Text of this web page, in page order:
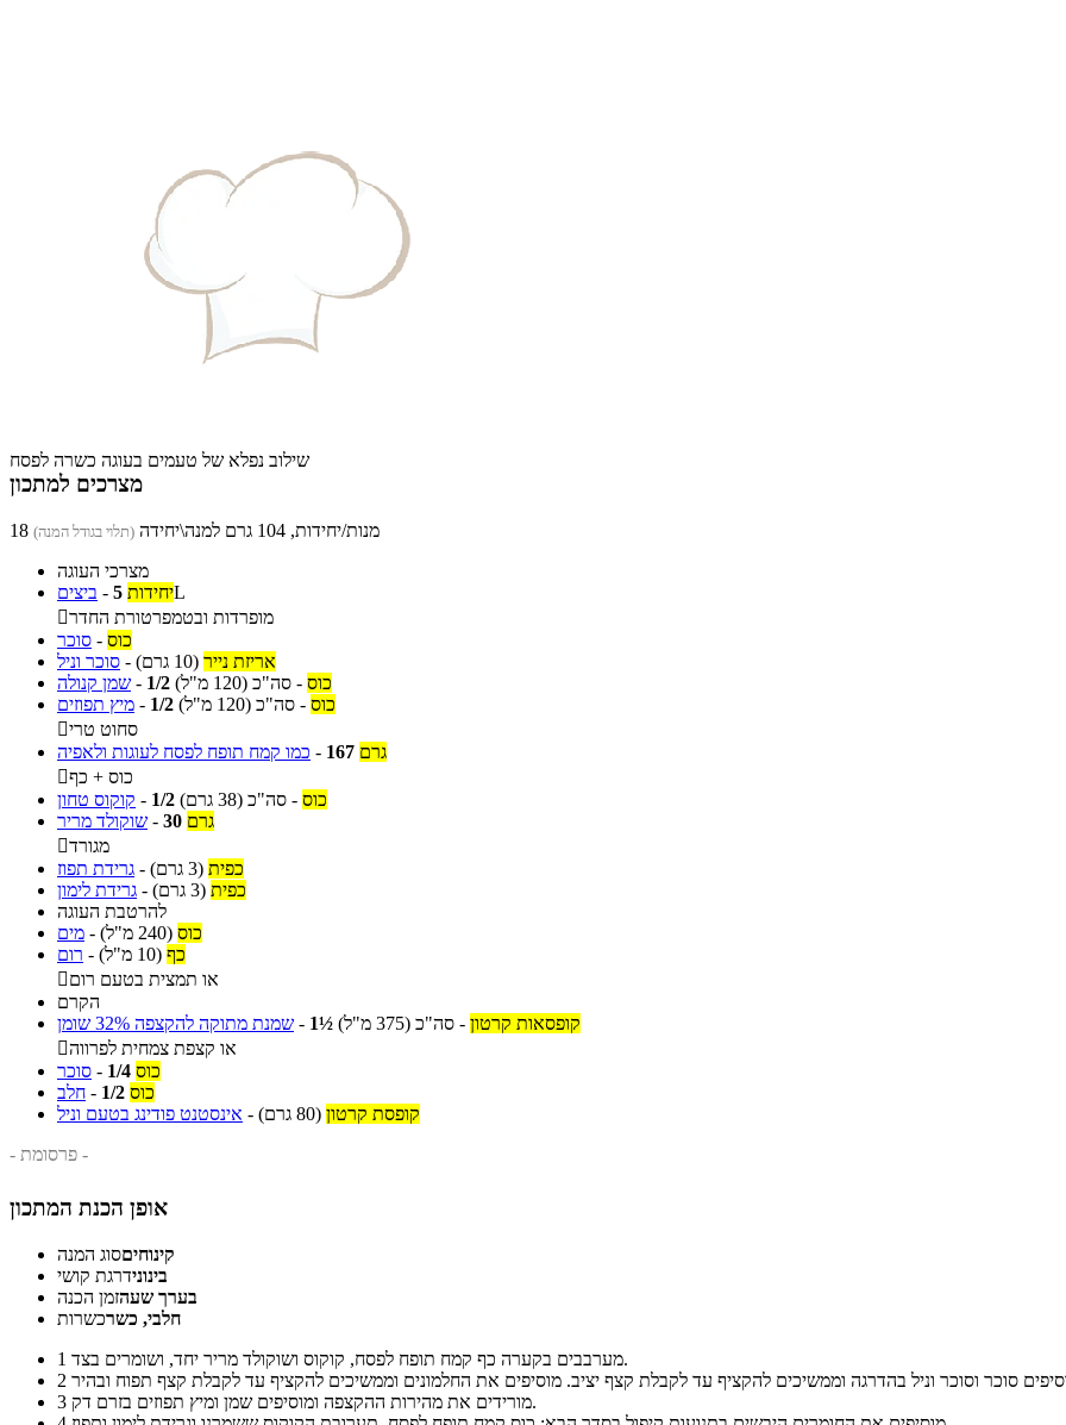
שילוב נפלא של טעמים בעוגה כשרה לפסח
מצרכים למתכון
18 מנות/יחידות, 104 גרם למנה\יחידה (תלוי בגודל המנה)
מצרכי העוגה
ביצים - 5 יחידותL
מופרדות ובטמפרטורת החדר
סוכר - כוס
סוכר וניל - אריזת נייר (10 גרם)
שמן קנולה - 1/2 כוס - סה"כ (120 מ"ל)
מיץ תפוזים - 1/2 כוס - סה"כ (120 מ"ל)
סחוט טרי
כמו קמח תופח לפסח לעוגות ולאפיה - 167 גרם
כוס + כף
קוקוס טחון - 1/2 כוס - סה"כ (38 גרם)
שוקולד מריר - 30 גרם
מגורד
גרידת תפוז - כפית (3 גרם)
גרידת לימון - כפית (3 גרם)
להרטבת העוגה
מים - כוס (240 מ"ל)
רום - כף (10 מ"ל)
או תמצית בטעם רום
הקרם
שמנת מתוקה להקצפה 32% שומן - 1½ קופסאות קרטון - סה"כ (375 מ"ל)
או קצפת צמחית לפרווה
סוכר - 1/4 כוס
חלב - 1/2 כוס
אינסטנט פודינג בטעם וניל - קופסת קרטון (80 גרם)
- פרסומת -
אופן הכנת המתכון
קינוחיםסוג המנה
בינונידרגת קושי
בערך שעהזמן הכנה
חלבי, כשרכשרות
1
מערבבים בקערה כף קמח תופח לפסח, קוקוס ושוקולד מריר יחד, ושומרים בצד.
2
3
מורידים את מהירות ההקצפה ומוסיפים שמן ומיץ תפוזים בזרם דק.